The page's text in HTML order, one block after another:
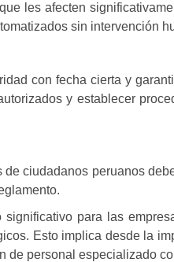
les afecten
sin intervención
confecha cierta y
y establecer
ciudadanos peruanos
para las
Esto implica desde la
de personal especializado